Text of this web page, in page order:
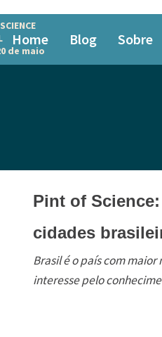
de maio
Home Blog Sobre
Pint of
cidades
Brasil é o país com
interesse pelo